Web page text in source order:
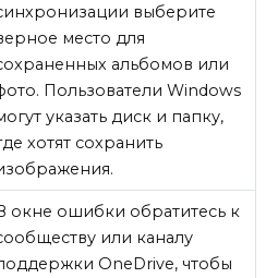
выберите
место для
альбомов или
Пользователи Windows
указать диск и папку,
хотят сохранить
окне ошибки обратитесь к
или каналу
OneDrive, чтобы